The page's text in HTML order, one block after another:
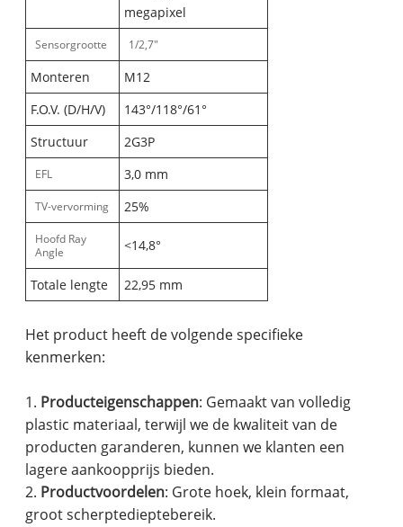
megapixel
Sensorgrootte 1/2,7"
Monteren
M12
F.O.V. (D/H/V)
143°/118°/61°
Structuur
2G3P
EFL 3,0 mm
TV-vervorming 25%
Hoofd Ray
Angle
<14,8°
Totale lengte 22,95 mm
Het product heeft de volgende specifieke
kenmerken:
1. Producteigenschappen: Gemaakt van volledig
plastic materiaal, terwijl we de kwaliteit van de
producten garanderen, kunnen we klanten een
lagere aankoopprijs bieden.
2. Productvoordelen: Grote hoek, klein formaat,
groot scherptedieptebereik.